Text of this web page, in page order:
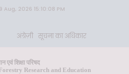
Aug, 2026 15:10:08 PM
अंग्रेज़ी सूचना का अधिकार
एवं शिक्षा परिषद
Research and Education